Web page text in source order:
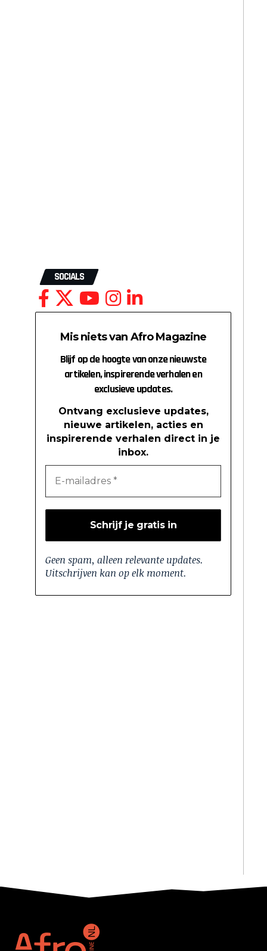
SOCIALS
Mis niets van Afro Magazine
Blijf op de hoogte van onze nieuwste
artikelen, inspirerende verhalen en
exclusieve updates.
Ontvang exclusieve updates,
nieuwe artikelen, acties en
inspirerende verhalen direct in je
inbox.
Geen spam, alleen relevante updates.
Uitschrijven kan op elk moment.